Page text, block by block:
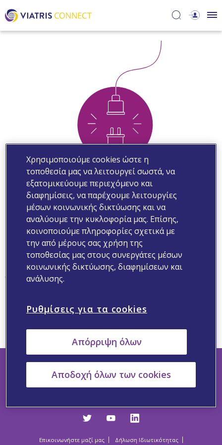
500
Oops, Something went wrong.
Επικοινωνήστε μαζί μας Δήλωση Ιδιωτικότητας
Χρησιμοποιούμε cookies ώστε η
τοποθεσία μας να λειτουργεί σωστά, να
εξατομικεύουμε περιεχόμενο και
διαφημίσεις, να παρέχουμε λειτουργίες
μέσων κοινωνικής δικτύωσης και να
αναλύουμε την κυκλοφορία μας. Επίσης,
κοινοποιούμε πληροφορίες σχετικά με
την από μέρους σας χρήση της
τοποθεσίας μας στους συνεργάτες μέσων
κοινωνικής δικτύωσης, διαφημίσεων και
ανάλυσης.
Ρυθμίσεις για τα cookies
Απόρριψη όλων
Αποδοχή όλων των cookies